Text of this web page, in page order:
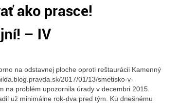
ako prasce!
– IV
na odstavnej ploche oproti reštaurácii Kamenný
2017/01/13/smetisko-v-
na problém upozornila úrady v decembri 2015.
už minimálne rok-dva pred tým. Ku dnešnému